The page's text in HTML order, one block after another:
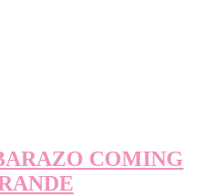
COMING